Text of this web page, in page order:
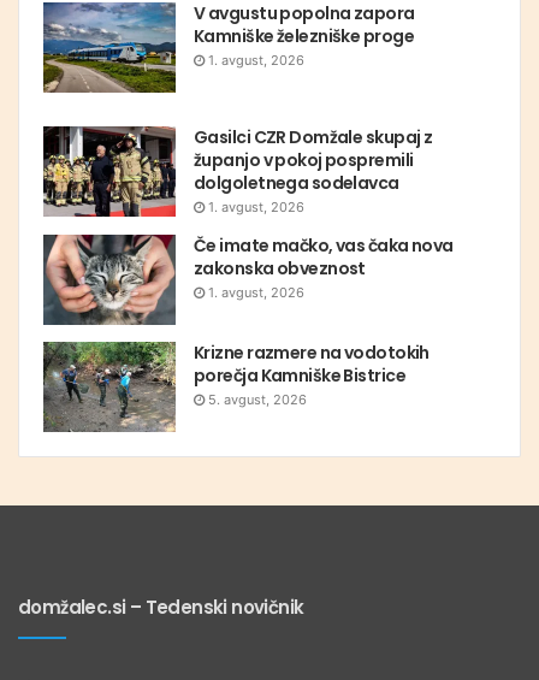
V avgustu popolna zapora
Kamniške železniške proge
1. avgust, 2026
Gasilci CZR Domžale skupaj z
županjo v pokoj pospremili
dolgoletnega sodelavca
1. avgust, 2026
Če imate mačko, vas čaka nova
zakonska obveznost
1. avgust, 2026
Krizne razmere na vodotokih
porečja Kamniške Bistrice
5. avgust, 2026
domžalec.si – Tedenski novičnik